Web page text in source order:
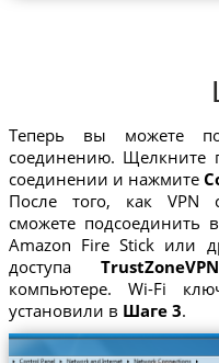
Теперь вы можете
соединению. Щелкните
соединении и нажмите
После того, как VPN
сможете подсоединить
Amazon Fire Stick или
доступа TrustZoneVPN
компьютере. Wi-Fi
установили в Шаге 3.